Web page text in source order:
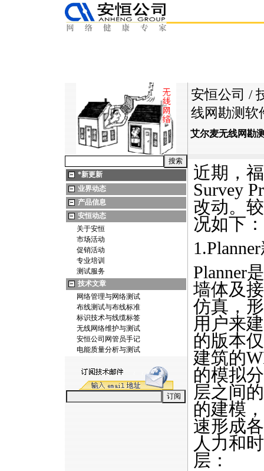
*新更新
业界动态
产品信息
安恒动态
关于安恒
市场活动
促销活动
专业培训
测试服务
技术文章
网络管理与网络测试
布线测试与布线标准
标识技术与线缆标签
无线网络维护与测试
安恒公司网管员手记
电能质量分析与测试
安恒公司 /
线网勘测软
艾尔麦无线网勘
近期，
Survey
改动。
况如下：
Planner
墙体及
仿真，
用户来
的版本
建筑的
的模拟
层之间
的建模
速形成
人力和
层：